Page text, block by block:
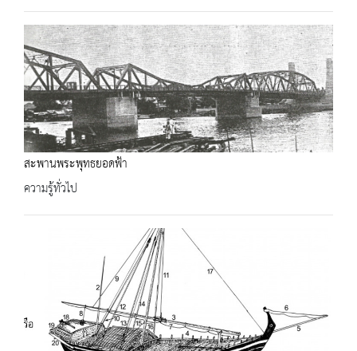
สะพานพระพุทธยอดฟ้า
ความรู้ทั่วไป